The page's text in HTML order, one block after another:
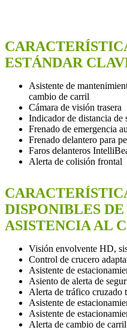
ESTÁNDAR
Asistente de
cambio de carril
Cámara de visión trasera
Indicador de distancia de
Frenado de emergencia
Frenado delantero para
Faros delanteros
Alerta de colisión frontal
DISPONIBLES
ASISTENCIA AL
Visión envolvente HD,
Control de crucero
Asistente de
Asiento de alerta de
Alerta de tráfico cruzado
Asistente de
Asistente de
Alerta de cambio de